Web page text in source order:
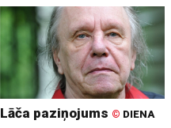
Lāča paziņojums © DIENA